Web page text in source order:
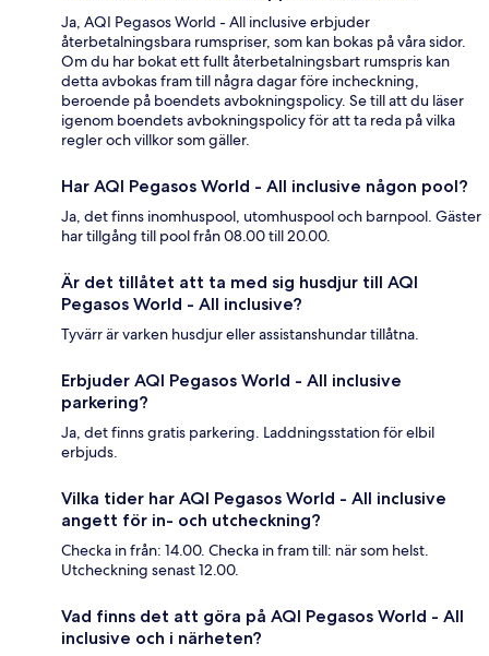
Ja, AQI Pegasos World - All inclusive erbjuder
återbetalningsbara rumspriser, som kan bokas på våra sidor.
Om du har bokat ett fullt återbetalningsbart rumspris kan
detta avbokas fram till några dagar före incheckning,
beroende på boendets avbokningspolicy. Se till att du läser
igenom boendets avbokningspolicy för att ta reda på vilka
regler och villkor som gäller.
Har AQI Pegasos World - All inclusive någon pool?
Ja, det finns inomhuspool, utomhuspool och barnpool. Gäster
har tillgång till pool från 08.00 till 20.00.
Är det tillåtet att ta med sig husdjur till AQI
Pegasos World - All inclusive?
Tyvärr är varken husdjur eller assistanshundar tillåtna.
Erbjuder AQI Pegasos World - All inclusive
parkering?
Ja, det finns gratis parkering. Laddningsstation för elbil
erbjuds.
Vilka tider har AQI Pegasos World - All inclusive
angett för in- och utcheckning?
Checka in från: 14.00. Checka in fram till: när som helst.
Utcheckning senast 12.00.
Vad finns det att göra på AQI Pegasos World - All
inclusive och i närheten?